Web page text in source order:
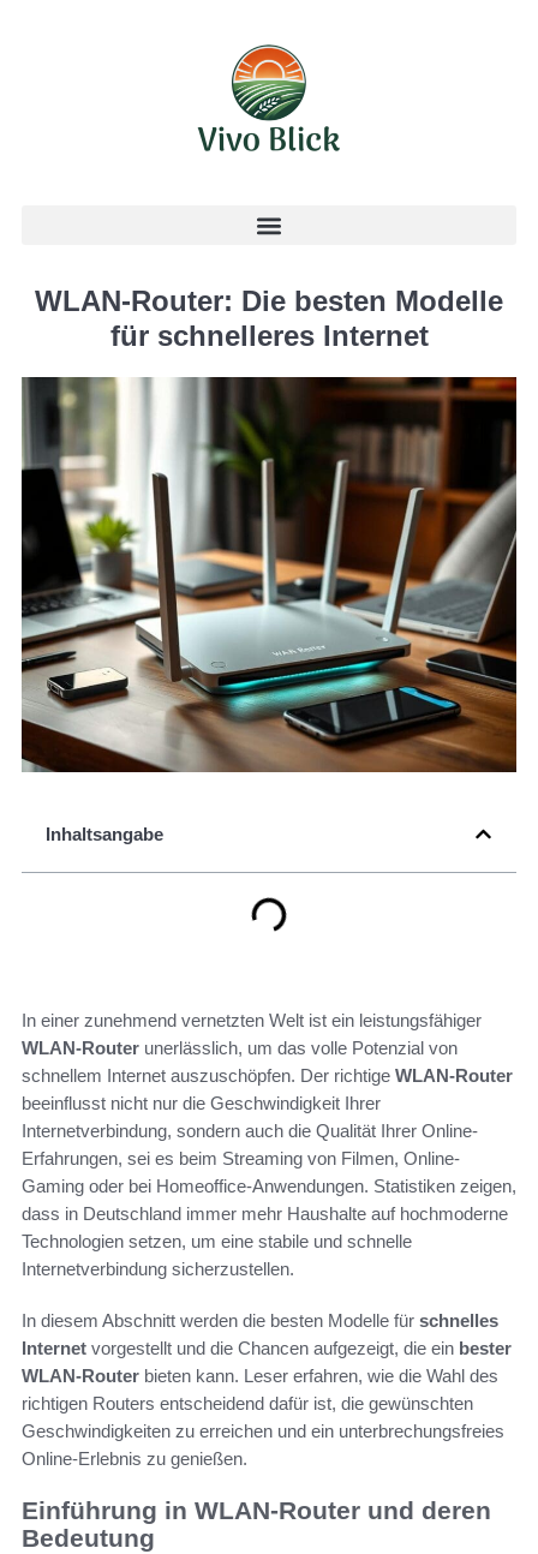
WLAN-Router: Die besten Modelle
für schnelleres Internet
Inhaltsangabe
In einer zunehmend vernetzten Welt ist ein leistungsfähiger
WLAN-Router unerlässlich, um das volle Potenzial von
schnellem Internet auszuschöpfen. Der richtige WLAN-Router
beeinflusst nicht nur die Geschwindigkeit Ihrer
Internetverbindung, sondern auch die Qualität Ihrer Online-
Erfahrungen, sei es beim Streaming von Filmen, Online-
Gaming oder bei Homeoffice-Anwendungen. Statistiken zeigen,
dass in Deutschland immer mehr Haushalte auf hochmoderne
Technologien setzen, um eine stabile und schnelle
Internetverbindung sicherzustellen.
In diesem Abschnitt werden die besten Modelle für schnelles
Internet vorgestellt und die Chancen aufgezeigt, die ein bester
WLAN-Router bieten kann. Leser erfahren, wie die Wahl des
richtigen Routers entscheidend dafür ist, die gewünschten
Geschwindigkeiten zu erreichen und ein unterbrechungsfreies
Online-Erlebnis zu genießen.
Einführung in WLAN-Router und deren
Bedeutung